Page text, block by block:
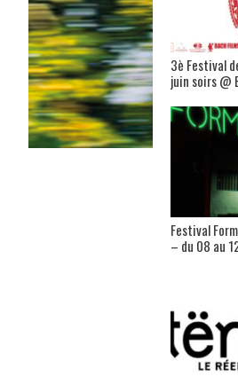
3è Festival
juin soirs @
Festival
– du 08 au